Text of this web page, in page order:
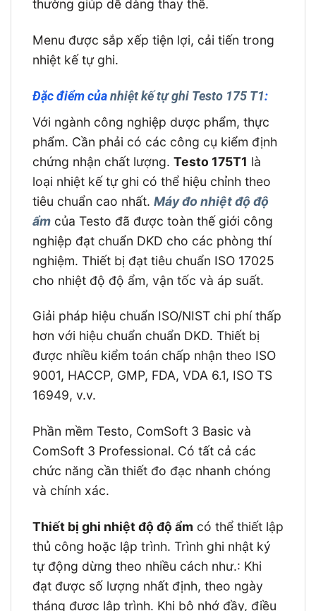
thường giúp dễ dàng thay thế.
Menu được sắp xếp tiện lợi, cải tiến trong
nhiệt kế tự ghi.
Đặc điểm của nhiệt kế tự ghi Testo 175 T1:
Với ngành công nghiệp dược phẩm, thực
phẩm. Cần phải có các công cụ kiểm định
chứng nhận chất lượng. Testo 175T1 là
loại nhiệt kế tự ghi có thể hiệu chỉnh theo
tiêu chuẩn cao nhất. Máy đo nhiệt độ độ
ẩm của Testo đã được toàn thế giới công
nghiệp đạt chuẩn DKD cho các phòng thí
nghiệm. Thiết bị đạt tiêu chuẩn ISO 17025
cho nhiệt độ độ ẩm, vận tốc và áp suất.
Giải pháp hiệu chuẩn ISO/NIST chi phí thấp
hơn với hiệu chuẩn chuẩn DKD. Thiết bị
được nhiều kiểm toán chấp nhận theo ISO
9001, HACCP, GMP, FDA, VDA 6.1, ISO TS
16949, v.v.
Phần mềm Testo, ComSoft 3 Basic và
ComSoft 3 Professional. Có tất cả các
chức năng cần thiết đo đạc nhanh chóng
và chính xác.
Thiết bị ghi nhiệt độ độ ẩm có thể thiết lập
thủ công hoặc lập trình. Trình ghi nhật ký
tự động dừng theo nhiều cách như.: Khi
đạt được số lượng nhất định, theo ngày
tháng được lập trình. Khi bộ nhớ đầy, điều